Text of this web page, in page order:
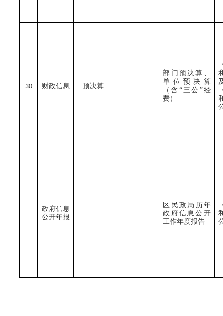
30 财政信息 预决算
部门预决算、
单位预决算
（含 “三公”经
费）
政府信息
公开年报
区民政局 历年
政府信息公开
工作年度报告